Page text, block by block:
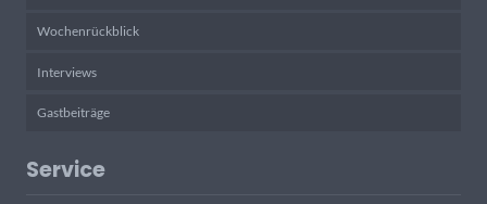
Wochenrückblick
Interviews
Gastbeiträge
Service